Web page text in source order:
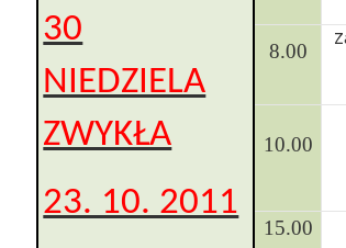
30
NIEDZIELA
ZWYKŁA
23. 10. 2011
8.00
10.00
15.00